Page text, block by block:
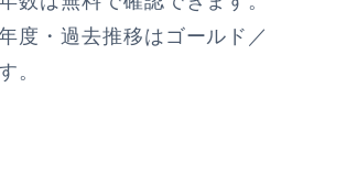
度・過去推移はゴールド／
。